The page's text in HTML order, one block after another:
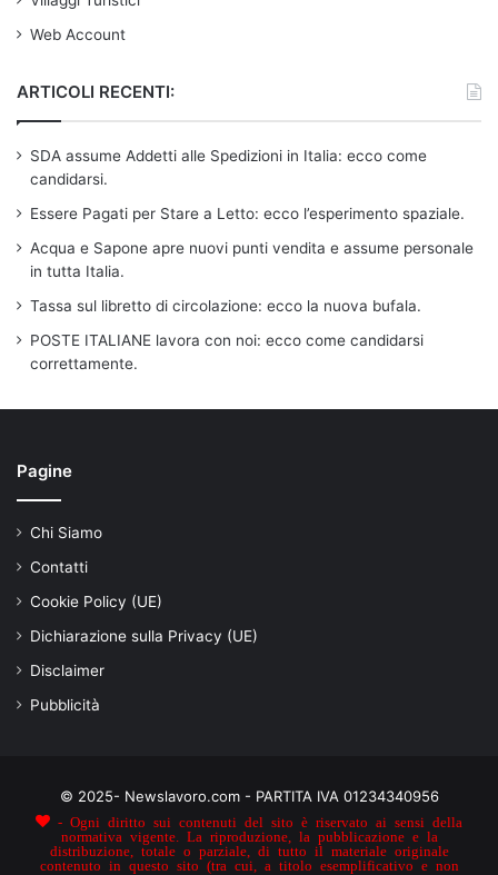
Web Account
ARTICOLI RECENTI:
SDA assume Addetti alle Spedizioni in Italia: ecco come
candidarsi.
Essere Pagati per Stare a Letto: ecco l’esperimento spaziale.
Acqua e Sapone apre nuovi punti vendita e assume personale
in tutta Italia.
Tassa sul libretto di circolazione: ecco la nuova bufala.
POSTE ITALIANE lavora con noi: ecco come candidarsi
correttamente.
Pagine
Chi Siamo
Contatti
Cookie Policy (UE)
Dichiarazione sulla Privacy (UE)
Disclaimer
Pubblicità
© 2025- Newslavoro.com - PARTITA IVA 01234340956
- Ogni diritto sui contenuti del sito è riservato ai sensi della
normativa vigente. La riproduzione, la pubblicazione e la
distribuzione, totale o parziale, di tutto il materiale originale
contenuto in questo sito (tra cui, a titolo esemplificativo e non